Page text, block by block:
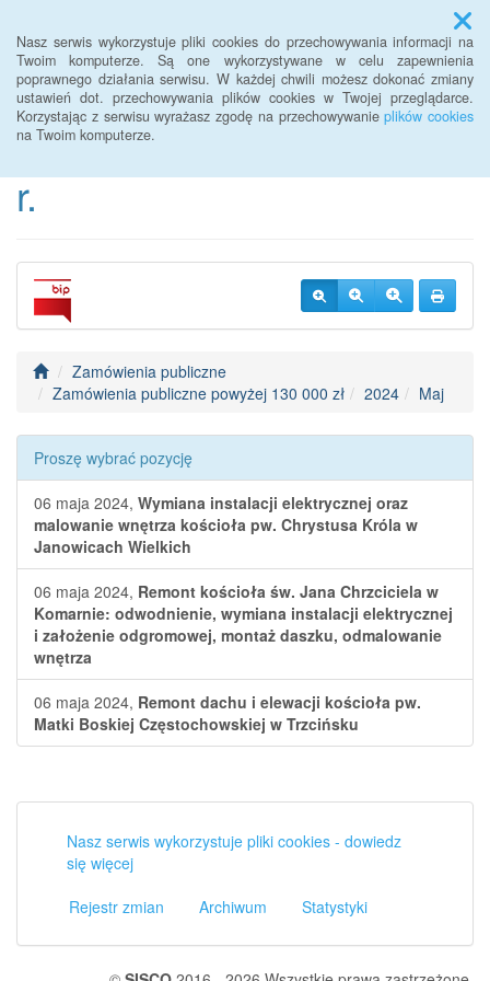
Nasz serwis wykorzystuje pliki cookies do przechowywania informacji na
Twoim komputerze. Są one wykorzystywane w celu zapewnienia
poprawnego działania serwisu. W każdej chwili możesz dokonać zmiany
ustawień dot. przechowywania plików cookies w Twojej przeglądarce.
Korzystając z serwisu wyrażasz zgodę na przechowywanieplików cookies
na Twoim komputerze.
Menu
BIP Urzędu Gminy
Janowice Wielkie od 2022
r.
Zamówienia publiczne
Zamówienia publiczne powyżej 130 000 zł
2024 Maj
Proszę wybrać pozycję
06 maja 2024, Wymiana instalacji elektrycznej oraz
malowanie wnętrza kościoła pw. Chrystusa Króla w
Janowicach Wielkich
06 maja 2024, Remont kościoła św. Jana Chrzciciela w
Komarnie: odwodnienie, wymiana instalacji elektrycznej
i założenie odgromowej, montaż daszku, odmalowanie
wnętrza
06 maja 2024, Remont dachu i elewacji kościoła pw.
Matki Boskiej Częstochowskiej w Trzcińsku
Nasz serwis wykorzystuje pliki cookies - dowiedz
się więcej
Rejestr zmian
Archiwum Statystyki